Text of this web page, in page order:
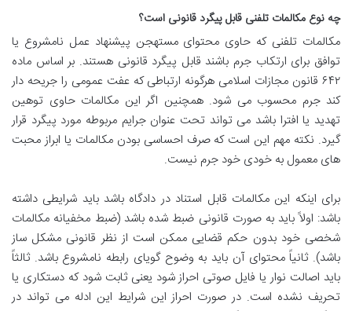
چه نوع مکالمات تلفنی قابل پیگرد قانونی است؟
مکالمات تلفنی که حاوی محتوای مستهجن پیشنهاد عمل نامشروع یا
توافق برای ارتکاب جرم باشند قابل پیگرد قانونی هستند. بر اساس ماده
۶۴۲ قانون مجازات اسلامی هرگونه ارتباطی که عفت عمومی را جریحه دار
کند جرم محسوب می شود. همچنین اگر این مکالمات حاوی توهین
تهدید یا افترا باشد می تواند تحت عنوان جرایم مربوطه مورد پیگرد قرار
گیرد. نکته مهم این است که صرف احساسی بودن مکالمات یا ابراز محبت
های معمول به خودی خود جرم نیست.
برای اینکه این مکالمات قابل استناد در دادگاه باشد باید شرایطی داشته
باشد: اولاً باید به صورت قانونی ضبط شده باشد (ضبط مخفیانه مکالمات
شخصی خود بدون حکم قضایی ممکن است از نظر قانونی مشکل ساز
باشد). ثانیاً محتوای آن باید به وضوح گویای رابطه نامشروع باشد. ثالثاً
باید اصالت نوار یا فایل صوتی احراز شود یعنی ثابت شود که دستکاری یا
تحریف نشده است. در صورت احراز این شرایط این ادله می تواند در